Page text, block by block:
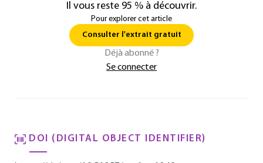
Il vous reste 95 % à découvrir.
Pour explorer cet article
Consulter l'extrait gratuit
Déjà abonné ?
Se connecter
DOI (DIGITAL OBJECT IDENTIFIER)